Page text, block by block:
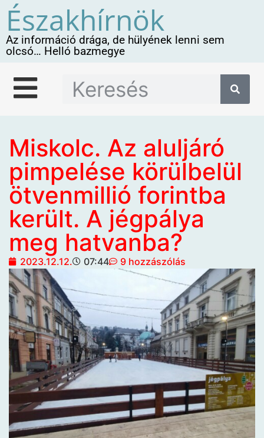
Északhírnök
Az információ drága, de hülyének lenni sem
olcsó… Helló bazmegye
Miskolc. Az aluljáró
pimpelése körülbelül
ötvenmillió forintba
került. A jégpálya
meg hatvanba?
2023.12.12. 07:44 9 hozzászólás